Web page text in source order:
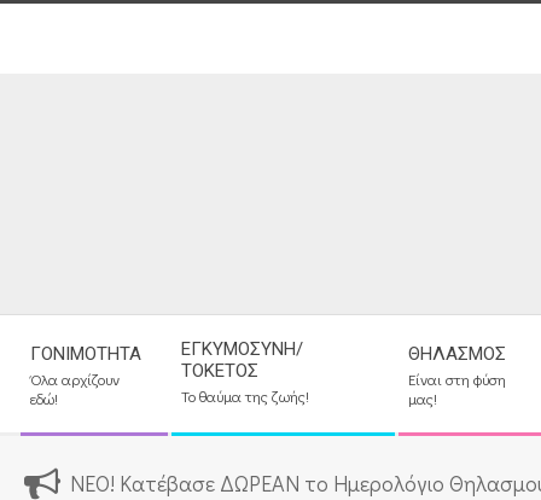
Navigation
Menu
ΓΟΝΙΜΌΤΗΤΑ
Όλα αρχίζουν
εδώ!
ΕΓΚΥΜΟΣΎΝΗ/
ΤΟΚΕΤΌΣ
Το θαύμα της ζωής!
ΘΗΛΑΣΜΌΣ
Είναι στη φύση
μας!
ΝΕΟ! Κατέβασε ΔΩΡΕΑΝ το Ημερολόγιο